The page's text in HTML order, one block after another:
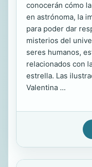
conocerán cómo
en astrónoma, la
para poder dar
misterios del
seres humanos,
relacionados con
estrella. Las
Valentina ...